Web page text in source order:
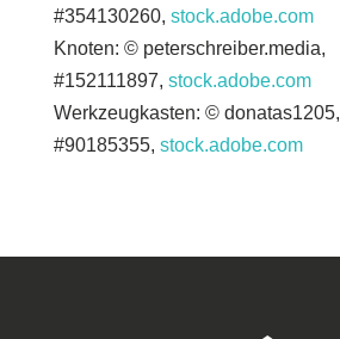
#354130260, stock.adobe.com
Knoten: © peterschreiber.media,
#152111897, stock.adobe.com
Werkzeugkasten: © donatas1205,
#90185355, stock.adobe.com